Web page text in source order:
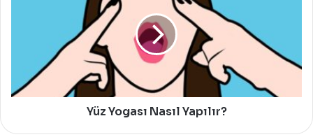
Yüz Yogası Nasıl Yapılır?